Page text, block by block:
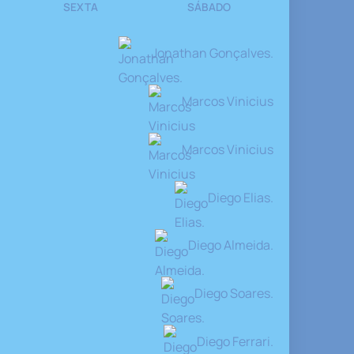
SEXTA SÁBADO
Jonathan Gonçalves.
Marcos Vinicius
Marcos Vinicius
Diego Elias.
Diego Almeida.
Diego Soares.
Diego Ferrari.